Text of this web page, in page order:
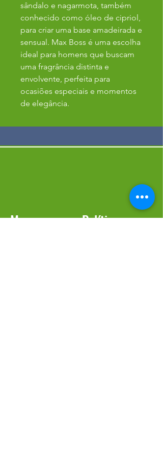
sândalo e nagarmota, também
conhecido como óleo de cipriol,
para criar uma base amadeirada e
sensual. Max Boss é uma escolha
ideal para homens que buscam
uma fragrância distinta e
envolvente, perfeita para
ocasiões especiais e momentos
de elegância.
Menu Políticas